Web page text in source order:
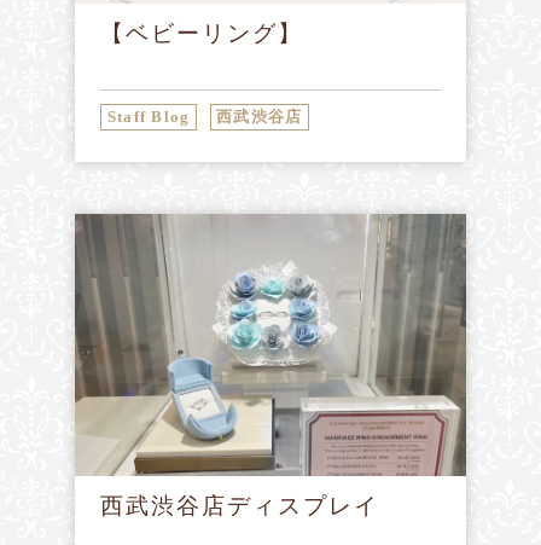
【ベビーリング】
Staff Blog 西武渋谷店
西武渋谷店ディスプレイ